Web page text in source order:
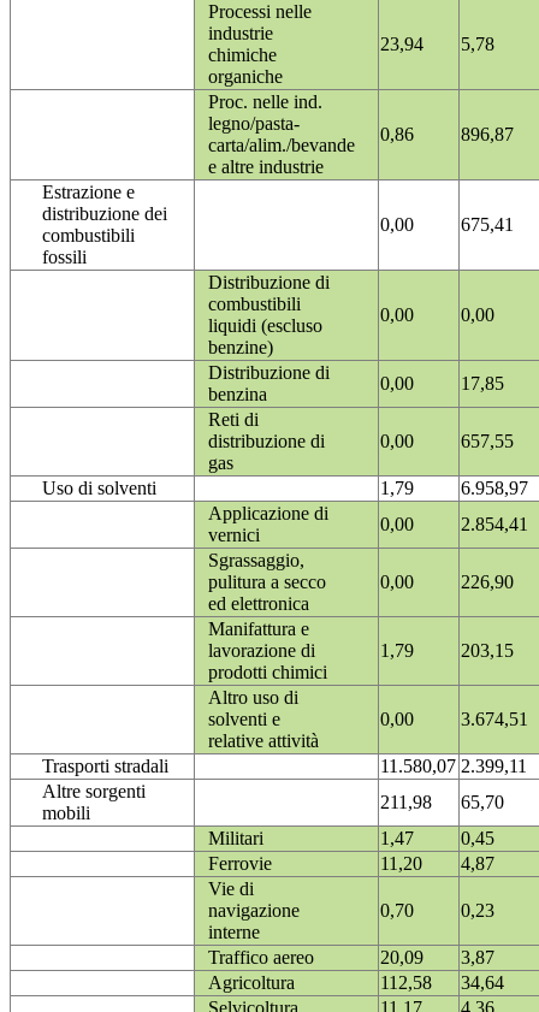
Processi nelle
industrie
chimiche
organiche
23,94 5,78
Proc. nelle ind.
legno/pasta-
carta/alim./bevande
e altre industrie
0,86 896,87
Estrazione e
distribuzione dei
combustibili
fossili
0,00 675,41
Distribuzione di
combustibili
liquidi (escluso
benzine)
0,00 0,00
Distribuzione di
benzina
0,00
17,85
Reti di
distribuzione di
gas
0,00 657,55
Uso di solventi 1,79
6.958,97
Applicazione di
vernici
0,00
2.854,41
Sgrassaggio,
pulitura a secco
ed elettronica
0,00 226,90
Manifattura e
lavorazione di
prodotti chimici
1,79 203,15
Altro uso di
solventi e
relative attività
0,00 3.674,51
Trasporti stradali 11.580,07 2.399,11
Altre sorgenti
mobili
211,98
65,70
Militari
1,47
0,45
Ferrovie
11,20
4,87
Vie di
navigazione
interne
0,70 0,23
Traffico aereo 20,09
3,87
Agricoltura
112,58
34,64